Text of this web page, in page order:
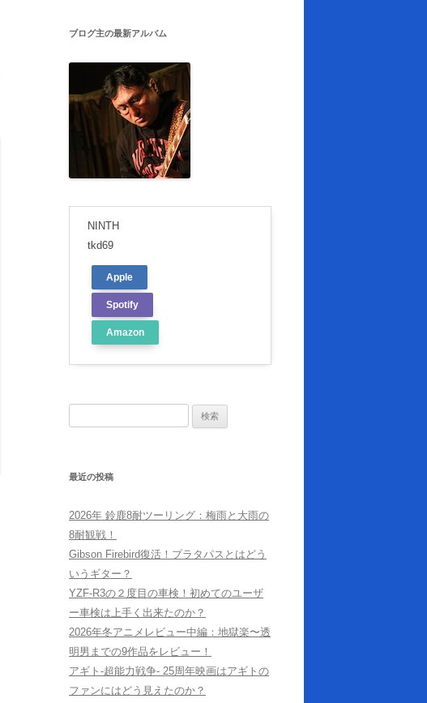
ブログ主の最新アルバム
NINTH
tkd69
Apple
Spotify
Amazon
最近の投稿
2026年 鈴鹿8耐ツーリング：梅雨と大雨の
8耐観戦！
Gibson Firebird復活！プラタパスとはどう
いうギター？
YZF-R3の２度目の車検！初めてのユーザ
ー車検は上手く出来たのか？
2026年冬アニメレビュー中編：地獄楽〜透
明男までの9作品をレビュー！
アギト-超能力戦争- 25周年映画はアギトの
ファンにはどう見えたのか？